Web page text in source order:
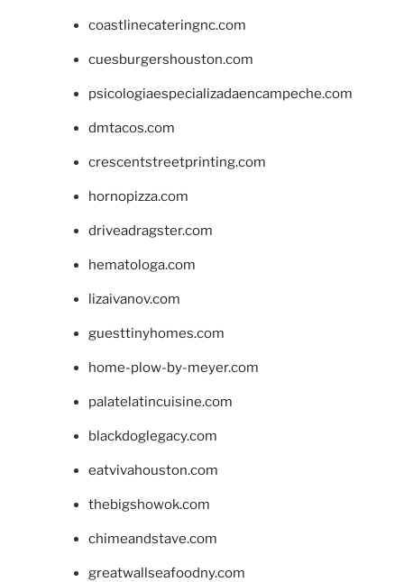
coastlinecateringnc.com
cuesburgershouston.com
psicologiaespecializadaencampeche.com
dmtacos.com
crescentstreetprinting.com
hornopizza.com
driveadragster.com
hematologa.com
lizaivanov.com
guesttinyhomes.com
home-plow-by-meyer.com
palatelatincuisine.com
blackdoglegacy.com
eatvivahouston.com
thebigshowok.com
chimeandstave.com
greatwallseafoodny.com